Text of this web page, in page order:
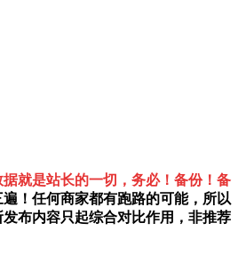
就是站长的一切，务必！备份！备
！任何商家都有跑路的可能，所以
布内容只起综合对比作用，非推荐